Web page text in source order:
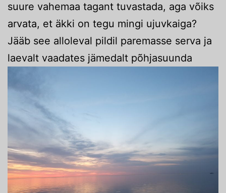
suure vahemaa tagant tuvastada, aga võiks
arvata, et äkki on tegu mingi ujuvkaiga?
Jääb see alloleval pildil paremasse serva ja
laevalt vaadates jämedalt põhjasuunda